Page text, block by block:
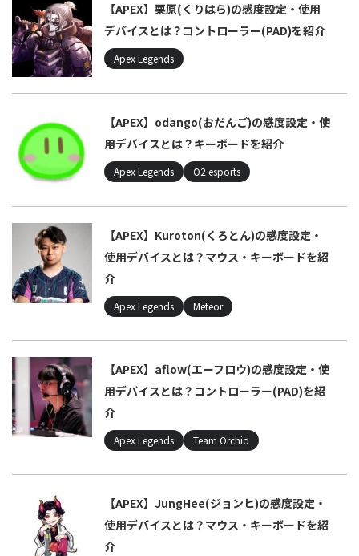
【APEX】栗原(くりはら)の感度設定・使用
デバイスとは？コントローラー(PAD)を紹介
Apex Legends
【APEX】odango(おだんご)の感度設定・使
用デバイスとは？キーボードを紹介
Apex Legends O2 esports
【APEX】Kuroton(くろとん)の感度設定・
使用デバイスとは？マウス・キーボードを紹
介
Apex Legends Meteor
【APEX】aflow(エーフロウ)の感度設定・使
用デバイスとは？コントローラー(PAD)を紹
介
Apex Legends Team Orchid
【APEX】JungHee(ジョンヒ)の感度設定・
使用デバイスとは？マウス・キーボードを紹
介